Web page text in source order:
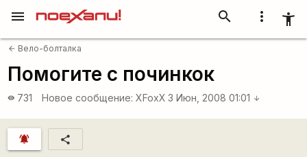
more_vert accessibility_new
search
menu
arrow_back Вело-болталка
Помогите с починкок
visibility 731 Новое сообщение: XFoxX 3 Июн, 2008 01:01 arrow_downward
notifications_active share